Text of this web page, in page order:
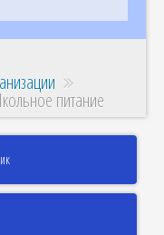
питание